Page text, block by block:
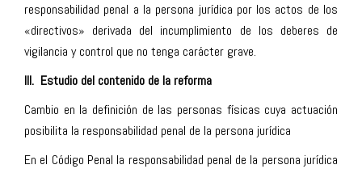
responsabilidad penal a la persona jurídica por los actos de los
«directivos» derivada del incumplimiento de los deberes de
vigilancia y control que no tenga carácter grave.
III. Estudio del contenido de la reforma
Cambio en la definición de las personas físicas cuya actuación
posibilita la responsabilidad penal de la persona jurídica
En el Código Penal la responsabilidad penal de la persona jurídica